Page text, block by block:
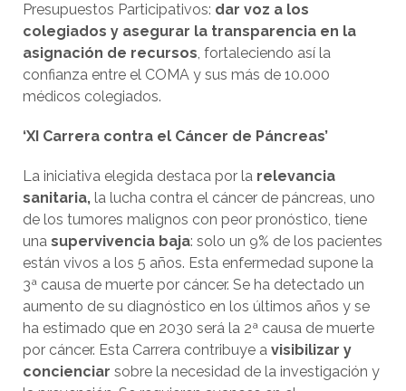
Presupuestos Participativos: dar voz a los
colegiados y asegurar la transparencia en la
asignación de recursos, fortaleciendo así la
confianza entre el COMA y sus más de 10.000
médicos colegiados.
‘XI Carrera contra el Cáncer de Páncreas’
La iniciativa elegida destaca por la relevancia
sanitaria, la lucha contra el cáncer de páncreas, uno
de los tumores malignos con peor pronóstico, tiene
una supervivencia baja: solo un 9% de los pacientes
están vivos a los 5 años. Esta enfermedad supone la
3ª causa de muerte por cáncer. Se ha detectado un
aumento de su diagnóstico en los últimos años y se
ha estimado que en 2030 será la 2ª causa de muerte
por cáncer. Esta Carrera contribuye a visibilizar y
concienciar sobre la necesidad de la investigación y